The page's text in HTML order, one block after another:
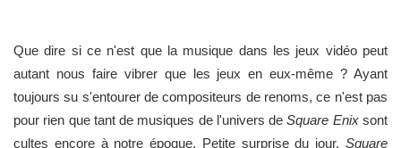
Que dire si ce n'est que la musique dans les jeux vidéo peut
autant nous faire vibrer que les jeux en eux-même ? Ayant
toujours su s'entourer de compositeurs de renoms, ce n'est pas
pour rien que tant de musiques de l'univers deSquare Enixsont
cultes encore à notre époque. Petite surprise du jour, Square